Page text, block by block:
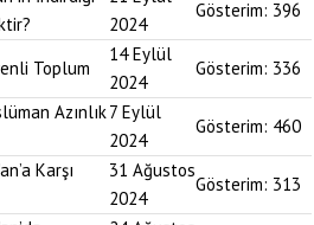
2024
Gösterim: 396
Toplum
14 Eylül
2024
Gösterim: 336
Azınlık7 Eylül
2024
Gösterim: 460
Karşı
31 Ağustos
2024
Gösterim: 313